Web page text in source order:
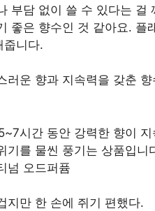
부담 없이 쓸 수 있다는 걸
좋은 향수인 것 같아요. 플
줍니다.
러운 향과 지속력을 갖춘
시간 동안 강력한 향이
를 물씬 풍기는 상품입니
넘 오드퍼퓸
지만 한 손에 쥐기 편했다.